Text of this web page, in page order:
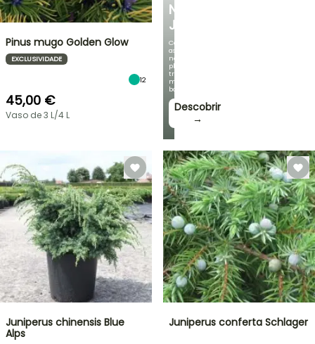
NO
JARDIM
Com
as
nossas
plantas
trepadeiras
mais
bonitas!
Descobrir
→
Pinus mugo Golden Glow
EXCLUSIVIDADE
12
45,00 €
Vaso de 3 L/4 L
Juniperus chinensis Blue
Alps
Juniperus conferta Schlager